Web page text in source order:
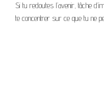
Si tu redoutes l’avenir, tâche
te concentrer sur ce que tu ne